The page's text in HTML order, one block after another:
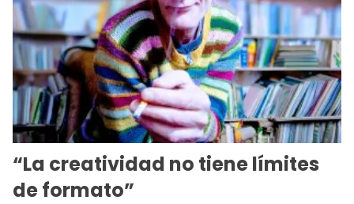
“La creatividad no tiene límites
de formato”